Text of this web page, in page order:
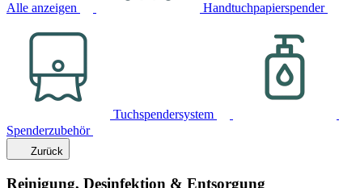
Alle anzeigen Handtuchpapierspender
Tuchspendersystem
Spenderzubehör
Zurück
Reinigung, Desinfektion & Entsorgung